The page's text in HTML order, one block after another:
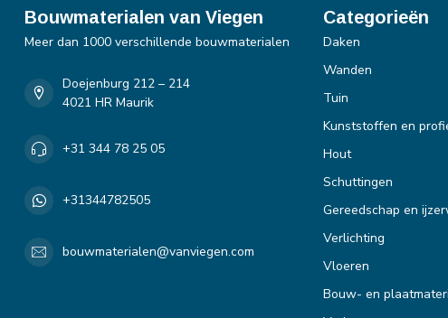
Bouwmaterialen van Viegen
Meer dan 1000 verschillende bouwmaterialen
Doejenburg 212 – 214
4021 HR Maurik
+31 344 78 25 05
+31344782505
bouwmaterialen@vanviegen.com
Categorieën
Daken
Wanden
Tuin
Kunststoffen en
Hout
Schuttingen
Gereedschap en
Verlichting
Vloeren
Bouw- en